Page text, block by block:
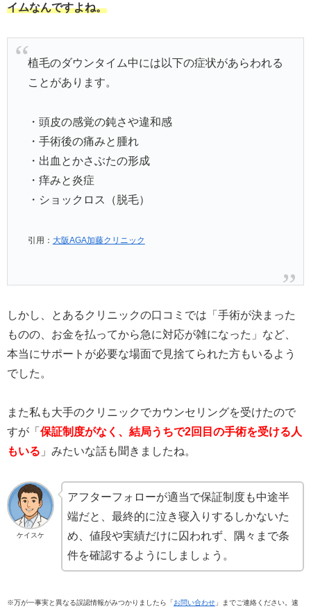
イムなんですよね。
植毛のダウンタイム中には以下の症状があらわれる
ことがあります。
・頭皮の感覚の鈍さや違和感
・手術後の痛みと腫れ
・出血とかさぶたの形成
・痒みと炎症
・ショックロス（脱毛）
引用： 大阪AGA加藤クリニック
しかし、とあるクリニックの口コミでは「手術が決まった
ものの、お金を払ってから急に対応が雑になった」など、
本当にサポートが必要な場面で見捨てられた方もいるよう
でした。
また私も大手のクリニックでカウンセリングを受けたので
すが「 保証制度がなく、結局うちで2回目の手術を受ける人
もいる 」みたいな話も聞きましたね。
ケイスケ
アフターフォローが適当で保証制度も中途半
端だと、最終的に泣き寝入りするしかないた
め、値段や実績だけに囚われず、隅々まで条
件を確認するようにしましょう。
※万が一事実と異なる誤認情報がみつかりましたら「お問い合わせ 」までご連絡ください。速